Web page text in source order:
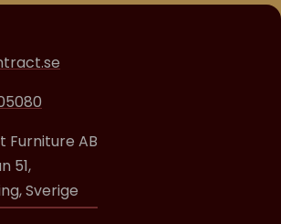
Furniture AB
51,
Sverige